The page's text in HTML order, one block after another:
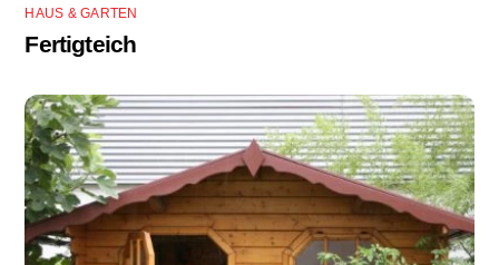
HAUS & GARTEN
Fertigteich